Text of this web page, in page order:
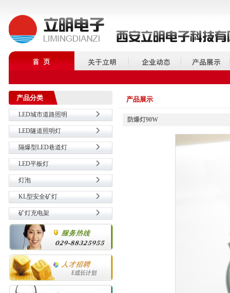
产品分类
LED城市道路照明
LED隧道照明灯
隔爆型LED巷道灯
LED平板灯
灯泡
KL型安全矿灯
矿灯充电架
产品展示
防爆灯90W